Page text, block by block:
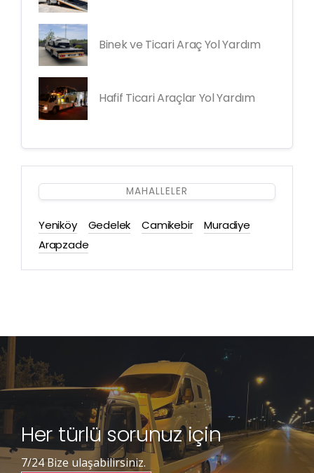
Binek ve Ticari Araç Yol Yardım
Hafif Ticari Araçlar Yol Yardım
MAHALLELER
Yeniköy Gedelek Camikebir
Muradiye
Arapzade
Her türlü sorunuz için
7/24 Bize ulaşabilirsiniz.